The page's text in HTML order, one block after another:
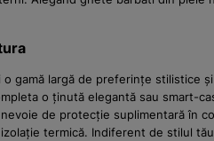
gamă largă de preferințe
o ținută elegantă sau smart-
de protecție suplimentară în
termică. Indiferent de stilul